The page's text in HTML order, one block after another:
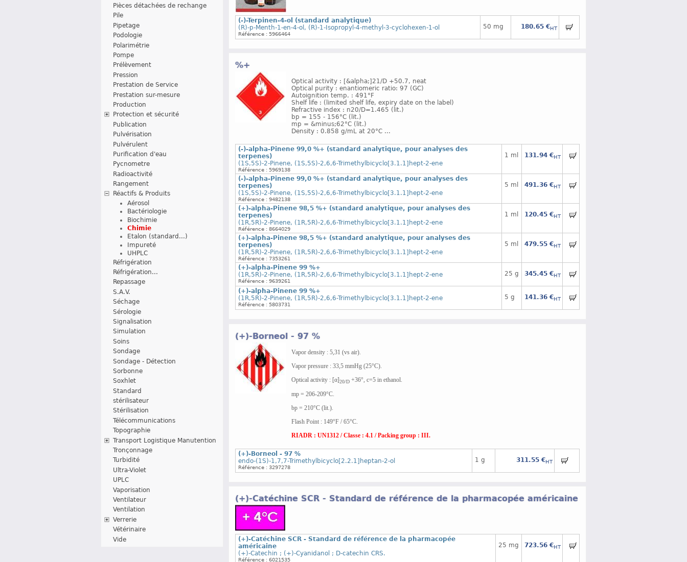
Pièces détachées de rechange
Pile
Pipetage
Podologie
Polarimétrie
Pompe
Prélèvement
Pression
Prestation de Service
Prestation sur-mesure
Production
Protection et sécurité
Publication
Pulvérisation
Pulvérulent
Purification d'eau
Pycnometre
Radioactivité
Rangement
Réactifs & Produits
Aérosol
Bactériologie
Biochimie
Chimie
Etalon (standard...)
Impureté
UHPLC
Réfrigération
Réfrigération...
Repassage
S.A.V.
Séchage
Sérologie
Signalisation
Simulation
Soins
Sondage
Sondage - Détection
Sorbonne
Soxhlet
Standard
stérilisateur
Stérilisation
Télécommunications
Topographie
Transport Logistique Manutention
Tronçonnage
Turbidité
Ultra-Violet
UPLC
Vaporisation
Ventilateur
Ventilation
Verrerie
Vétérinaire
Vide
(-)-Terpinen-4-ol (standard analytique)
(R)-p-Menth-1-en-4-ol, (R)-1-Isopropyl-4-methyl-3-cyclohexen-1-ol
Référence : 5966464
50 mg 180.65 €HT
%+
Optical activity : [&alpha;]21/D +50.7, neat
Optical purity : enantiomeric ratio: 97 (GC)
Autoignition temp. : 491°F
Shelf life : (limited shelf life, expiry date on the label)
Refractive index : n20/D=1.465 (lit.)
bp = 155 - 156°C (lit.)
mp = &minus;62°C (lit.)
Density : 0.858 g/mL at 20°C ...
(-)-alpha-Pinene 99,0 %+ (standard analytique, pour analyses des
terpenes)
(1S,5S)-2-Pinene, (1S,5S)-2,6,6-Trimethylbicyclo[3.1.1]hept-2-ene
Référence : 5969138
1 ml 131.94 €HT
(-)-alpha-Pinene 99,0 %+ (standard analytique, pour analyses des
terpenes)
(1S,5S)-2-Pinene, (1S,5S)-2,6,6-Trimethylbicyclo[3.1.1]hept-2-ene
Référence : 9482138
5 ml 491.36 €HT
(+)-alpha-Pinene 98,5 %+ (standard analytique, pour analyses des
terpenes)
(1R,5R)-2-Pinene, (1R,5R)-2,6,6-Trimethylbicyclo[3.1.1]hept-2-ene
Référence : 8664029
1 ml 120.45 €HT
(+)-alpha-Pinene 98,5 %+ (standard analytique, pour analyses des
terpenes)
(1R,5R)-2-Pinene, (1R,5R)-2,6,6-Trimethylbicyclo[3.1.1]hept-2-ene
Référence : 7353261
5 ml 479.55 €HT
(+)-alpha-Pinene 99 %+
(1R,5R)-2-Pinene, (1R,5R)-2,6,6-Trimethylbicyclo[3.1.1]hept-2-ene
Référence : 9639261
25 g 345.45 €HT
(+)-alpha-Pinene 99 %+
(1R,5R)-2-Pinene, (1R,5R)-2,6,6-Trimethylbicyclo[3.1.1]hept-2-ene
Référence : 5803731
5 g 141.36 €HT
(+)-Borneol - 97 %
Vapor density : 5,31 (vs air).
Vapor pressure : 33,5 mmHg (25°C).
Optical activity : [α]20/D+36°, c=5 in ethanol.
mp = 206-209°C.
bp = 210°C (lit.).
Flash Point : 149°F / 65°C.
RIADR : UN1312 / Classe : 4.1 / Packing group : III.
(+)-Borneol - 97 %
endo-(1S)-1,7,7-Trimethylbicyclo[2.2.1]heptan-2-ol
Référence : 3297278
1 g 311.55 €HT
(+)-Catéchine SCR - Standard de référence de la pharmacopée américaine
(+)-Catéchine SCR - Standard de référence de la pharmacopée
américaine
(+)-Catechin ; (+)-Cyanidanol ; D-catechin CRS.
Référence : 6021535
25 mg 723.56 €HT